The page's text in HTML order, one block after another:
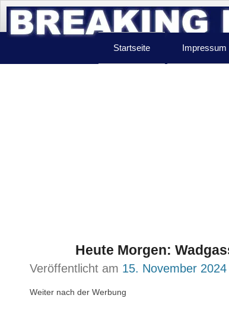
Startseite Impressum
Heute Morgen:
Veröffentlicht am 15. November 2024
Weiter nach der Werbung